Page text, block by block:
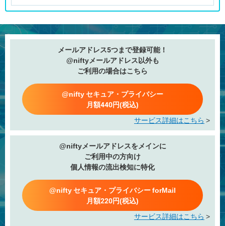
メールアドレス5つまで登録可能！
@niftyメールアドレス以外も
ご利用の場合はこちら
@nifty セキュア・プライバシー
月額440円(税込)
サービス詳細はこちら >
@niftyメールアドレスをメインに
ご利用中の方向け
個人情報の流出検知に特化
@nifty セキュア・プライバシー forMail
月額220円(税込)
サービス詳細はこちら >